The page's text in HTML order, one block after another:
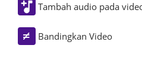
Tambah audio pada
Bandingkan Video